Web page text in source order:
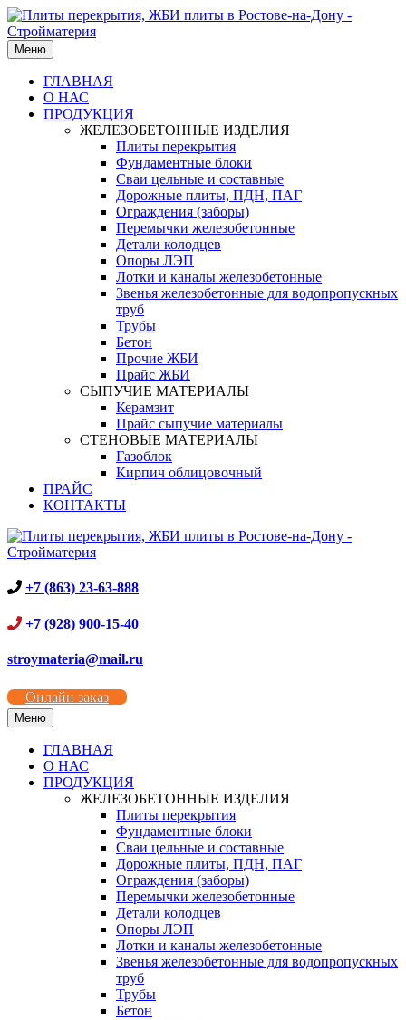
Меню
ГЛАВНАЯ
О НАС
ПРОДУКЦИЯ
ЖЕЛЕЗОБЕТОННЫЕ ИЗДЕЛИЯ
Плиты перекрытия
Фундаментные блоки
Сваи цельные и составные
Дорожные плиты, ПДН, ПАГ
Ограждения (заборы)
Перемычки железобетонные
Детали колодцев
Опоры ЛЭП
Лотки и каналы железобетонные
Звенья железобетонные для водопропускных
труб
Трубы
Бетон
Прочие ЖБИ
Прайс ЖБИ
СЫПУЧИЕ МАТЕРИАЛЫ
Керамзит
Прайс сыпучие материалы
СТЕНОВЫЕ МАТЕРИАЛЫ
Газоблок
Кирпич облицовочный
ПРАЙС
КОНТАКТЫ
+7 (863) 23-63-888
+7 (928) 900-15-40
stroymateria@mail.ru
Онлайн заказ
Меню
ГЛАВНАЯ
О НАС
ПРОДУКЦИЯ
ЖЕЛЕЗОБЕТОННЫЕ ИЗДЕЛИЯ
Плиты перекрытия
Фундаментные блоки
Сваи цельные и составные
Дорожные плиты, ПДН, ПАГ
Ограждения (заборы)
Перемычки железобетонные
Детали колодцев
Опоры ЛЭП
Лотки и каналы железобетонные
Звенья железобетонные для водопропускных
труб
Трубы
Бетон